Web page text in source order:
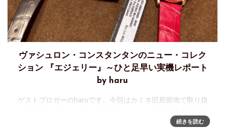
ヴァシュロン・コンスタンタンのニュー・コレク
ション 『エジェリー』～ひと足早い実機レポート
by haru
ゲストブロガーのharuです。今回はカミネ旧居留地で取り扱
女性用のニューコレクション『エジェリー』、店頭展示は3月
続きを読む